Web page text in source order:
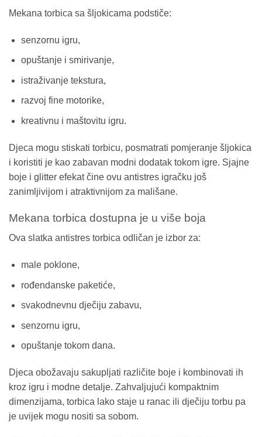
Mekana torbica sa šljokicama podstiče:
senzornu igru,
opuštanje i smirivanje,
istraživanje tekstura,
razvoj fine motorike,
kreativnu i maštovitu igru.
Djeca mogu stiskati torbicu, posmatrati pomjeranje šljokica
i koristiti je kao zabavan modni dodatak tokom igre. Sjajne
boje i glitter efekat čine ovu antistres igračku još
zanimljivijom i atraktivnijom za mališane.
Mekana torbica dostupna je u više boja
Ova slatka antistres torbica odličan je izbor za:
male poklone,
rođendanske paketiće,
svakodnevnu dječiju zabavu,
senzornu igru,
opuštanje tokom dana.
Djeca obožavaju sakupljati različite boje i kombinovati ih
kroz igru i modne detalje. Zahvaljujući kompaktnim
dimenzijama, torbica lako staje u ranac ili dječiju torbu pa
je uvijek mogu nositi sa sobom.